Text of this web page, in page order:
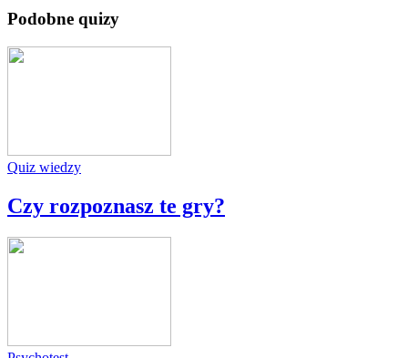
Podobne quizy
Quiz wiedzy
Czy rozpoznasz te gry?